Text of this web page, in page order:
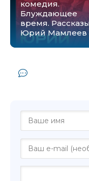
комедия.
Блуждающее
время.
Юрий Мамлеев